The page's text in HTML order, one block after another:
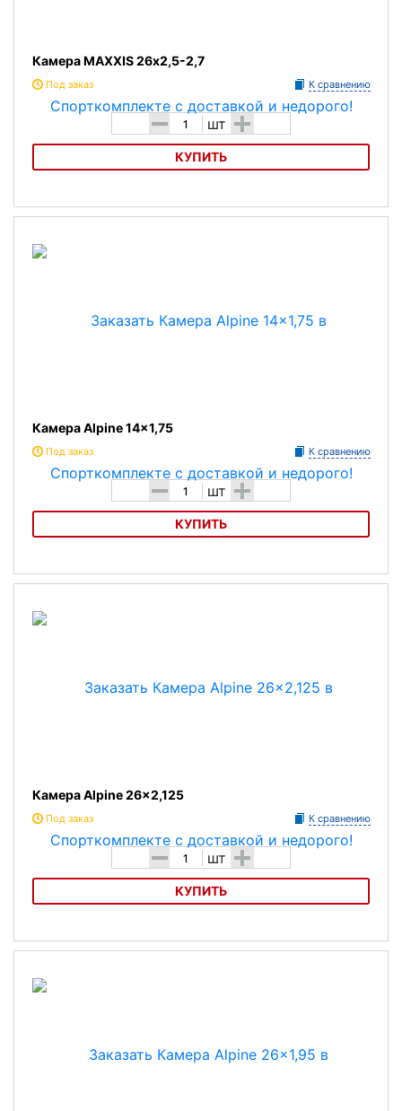
Камера MAXXIS 26х2,5-2,7
Под заказ К сравнению
- шт +
КУПИТЬ
Камера MAXXIS 26х2,5-2,7
Камера Alpine 14x1,75
Под заказ К сравнению
- шт +
КУПИТЬ
Камера Alpine 14x1,75
Камера Alpine 26x2,125
Под заказ К сравнению
- шт +
КУПИТЬ
Камера Alpine 26x2,125